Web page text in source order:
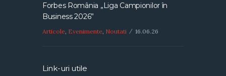
Forbes România „Liga Campionilor în
Business 2026”
Articole Evenimente Noutati 16.06.26
Link-uri utile